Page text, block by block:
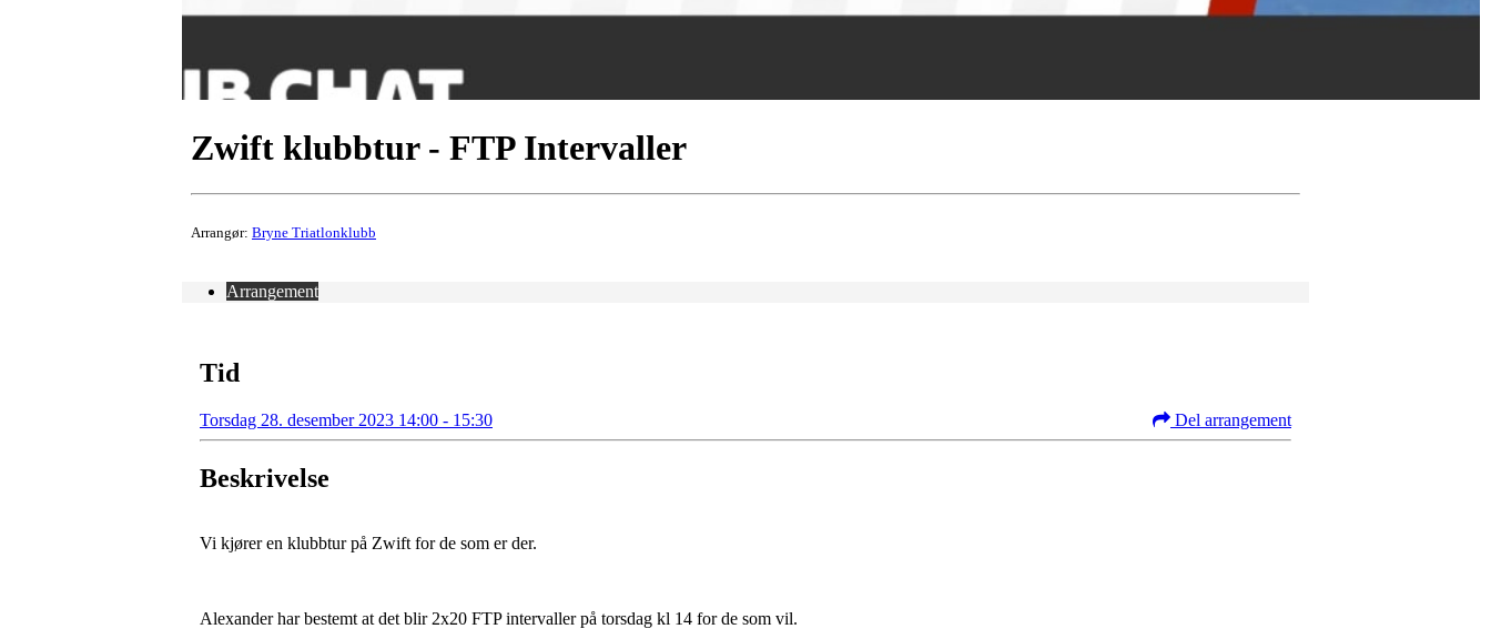
Zwift klubbtur - FTP Intervaller
Arrangør: Bryne Triatlonklubb
Arrangement
Tid
Torsdag 28. desember 2023 14:00 - 15:30 Del arrangement
Beskrivelse
Vi kjører en klubbtur på Zwift for de som er der.
Alexander har bestemt at det blir 2x20 FTP intervaller på torsdag kl 14 for de som vil.